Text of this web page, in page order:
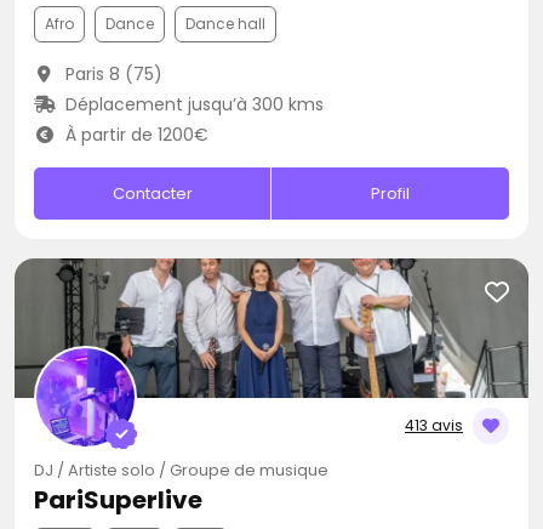
Afro Dance Dance hall
Paris 8 (75)
Déplacement jusqu’à 300 kms
À partir de 1200€
Contacter Profil
413 avis
DJ / Artiste solo / Groupe de musique
PariSuperlive